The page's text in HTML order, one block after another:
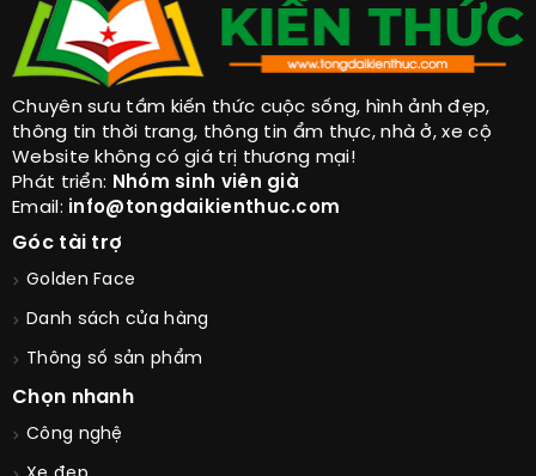
Chuyên sưu tầm kiến thức cuộc sống, hình ảnh đẹp,
thông tin thời trang, thông tin ẩm thực, nhà ở, xe cộ
Website không có giá trị thương mại!
Phát triển: Nhóm sinh viên già
Email: info@tongdaikienthuc.com
Góc tài trợ
Golden Face
Danh sách cửa hàng
Thông số sản phẩm
Chọn nhanh
Công nghệ